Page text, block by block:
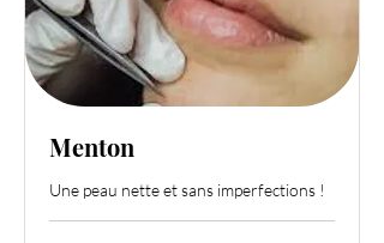
Menton
Une peau nette et sans imperfections !